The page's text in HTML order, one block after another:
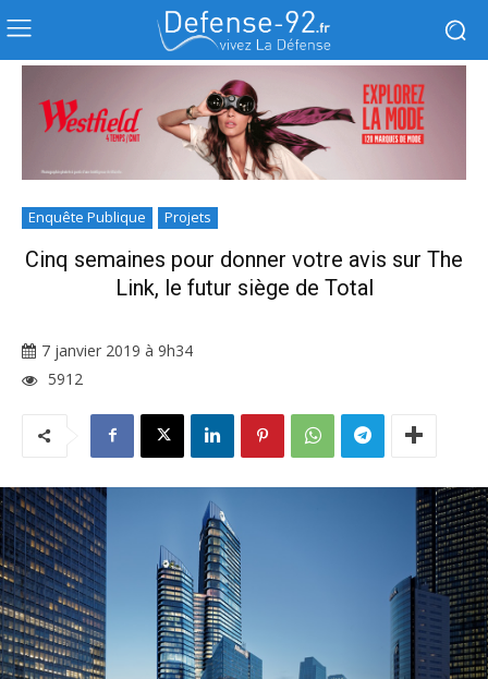
Enquête Publique Projets
Cinq semaines pour donner votre avis sur The
Link, le futur siège de Total
7 janvier 2019 à 9h34
5912